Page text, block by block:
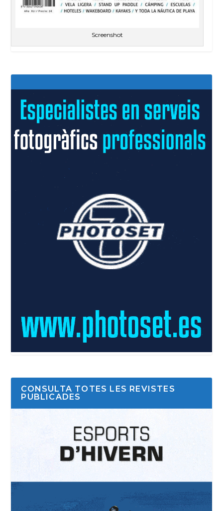
Screenshot
CONSULTA TOTES LES REVISTES
PUBLICADES